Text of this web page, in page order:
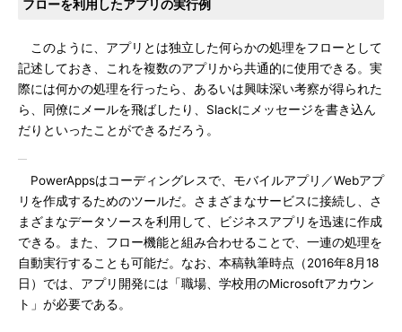
フローを利用したアプリの実行例
このように、アプリとは独立した何らかの処理をフローとして
記述しておき、これを複数のアプリから共通的に使用できる。実
際には何かの処理を行ったら、あるいは興味深い考察が得られた
ら、同僚にメールを飛ばしたり、Slackにメッセージを書き込ん
だりといったことができるだろう。
PowerAppsはコーディングレスで、モバイルアプリ／Webアプ
リを作成するためのツールだ。さまざまなサービスに接続し、さ
まざまなデータソースを利用して、ビジネスアプリを迅速に作成
できる。また、フロー機能と組み合わせることで、一連の処理を
自動実行することも可能だ。なお、本稿執筆時点（2016年8月18
日）では、アプリ開発には「職場、学校用のMicrosoftアカウン
ト」が必要である。